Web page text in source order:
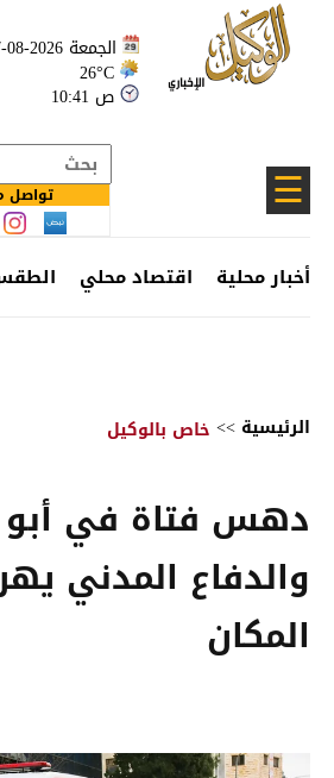
الجمعة 2026-08-07
26°C
10:41 ص
☰ تواصل
أخبار محلية اقتصاد محلي
الرئيسية >> خاص بالوكيل
دهس فتاة في أبو
والدفاع المدني
المكان